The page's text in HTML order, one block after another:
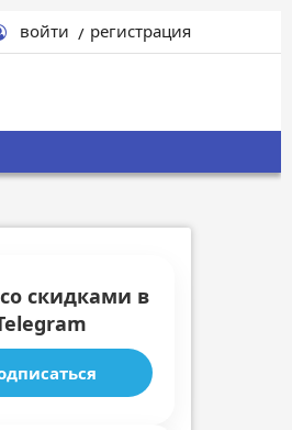
войти регистрация
скидками в